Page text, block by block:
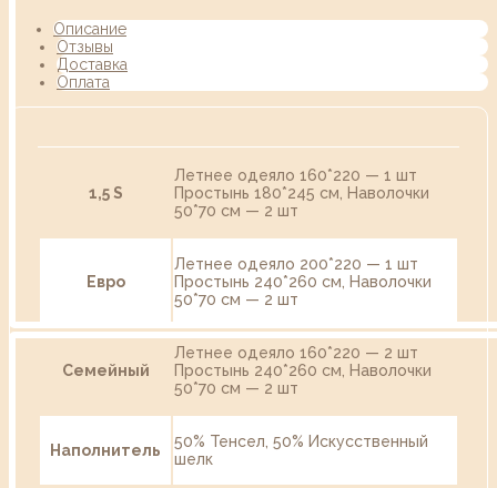
Описание
Отзывы
Доставка
Оплата
1,5 S
Летнее одеяло 160*220 — 1 шт
Простынь 180*245 см, Наволочки
50*70 см — 2 шт
Евро
Летнее одеяло 200*220 — 1 шт
Простынь 240*260 см, Наволочки
50*70 см — 2 шт
Семейный
Летнее одеяло 160*220 — 2 шт
Простынь 240*260 см, Наволочки
50*70 см — 2 шт
Наполнитель
50% Тенсел, 50% Искусственный
шелк